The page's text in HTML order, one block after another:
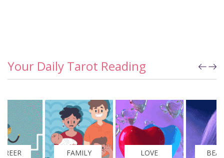
Your Daily Tarot Reading
FAMILY LOVE BEAUTY